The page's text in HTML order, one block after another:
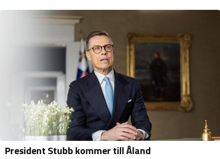
President Stubb kommer till Åland